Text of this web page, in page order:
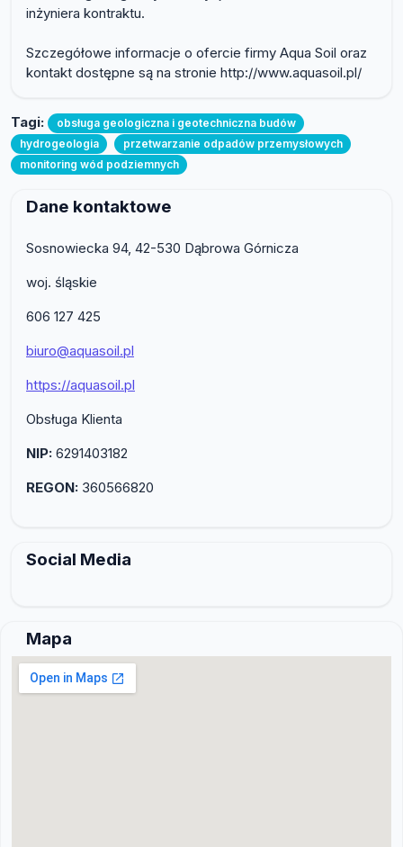
inżyniera kontraktu.
Szczegółowe informacje o ofercie firmy Aqua Soil oraz
kontakt dostępne są na stronie http://www.aquasoil.pl/
Tagi:
obsługa geologiczna i geotechniczna budów
hydrogeologia
przetwarzanie odpadów przemysłowych
monitoring wód podziemnych
Dane kontaktowe
Sosnowiecka 94, 42-530 Dąbrowa Górnicza
woj. śląskie
606 127 425
biuro@aquasoil.pl
https://aquasoil.pl
Obsługa Klienta
NIP: 6291403182
REGON: 360566820
Social Media
Mapa